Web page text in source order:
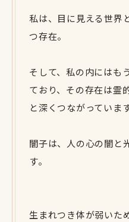
私は、目に見える世界
つ存在。
そして、私の内にはも
ており、その存在は霊
と深くつながっています
闇子は、人の心の闇と
す。
生まれつき体が弱いた